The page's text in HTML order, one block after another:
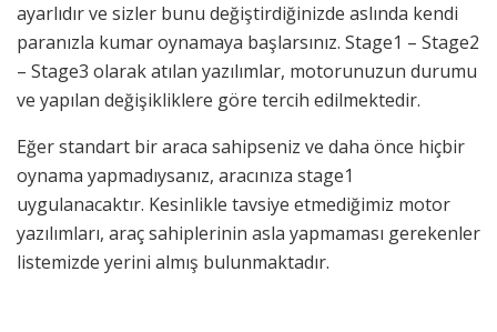
ayarlıdır ve sizler bunu değiştirdiğinizde aslında kendi
paranızla kumar oynamaya başlarsınız. Stage1 – Stage2
– Stage3 olarak atılan yazılımlar, motorunuzun durumu
ve yapılan değişikliklere göre tercih edilmektedir.
Eğer standart bir araca sahipseniz ve daha önce hiçbir
oynama yapmadıysanız, aracınıza stage1
uygulanacaktır. Kesinlikle tavsiye etmediğimiz motor
yazılımları, araç sahiplerinin asla yapmaması gerekenler
listemizde yerini almış bulunmaktadır.